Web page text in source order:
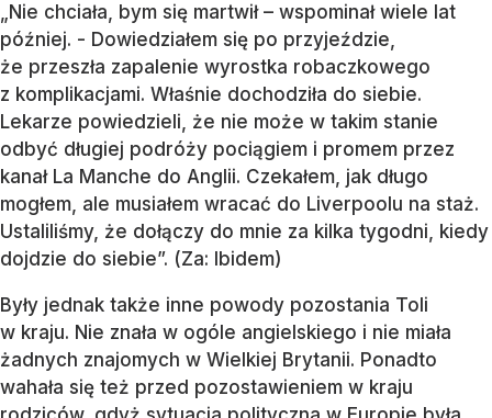
„Nie chciała, bym się martwił – wspominał wiele lat
później. - Dowiedziałem się po przyjeździe,
że przeszła zapalenie wyrostka robaczkowego
z komplikacjami. Właśnie dochodziła do siebie.
Lekarze powiedzieli, że nie może w takim stanie
odbyć długiej podróży pociągiem i promem przez
kanał La Manche do Anglii. Czekałem, jak długo
mogłem, ale musiałem wracać do Liverpoolu na staż.
Ustaliliśmy, że dołączy do mnie za kilka tygodni, kiedy
dojdzie do siebie”. (Za: Ibidem)
Były jednak także inne powody pozostania Toli
w kraju. Nie znała w ogóle angielskiego i nie miała
żadnych znajomych w Wielkiej Brytanii. Ponadto
wahała się też przed pozostawieniem w kraju